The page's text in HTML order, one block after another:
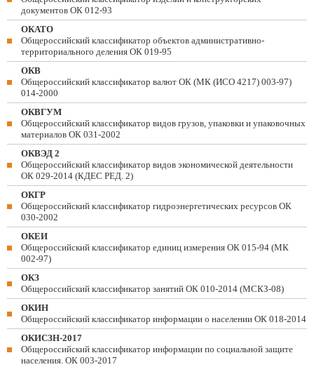
документов ОК 012-93
ОКАТО
Общероссийский классификатор объектов административно-
территориального деления ОК 019-95
ОКВ
Общероссийский классификатор валют ОК (МК (ИСО 4217) 003-97)
014-2000
ОКВГУМ
Общероссийский классификатор видов грузов, упаковки и упаковочных
материалов ОК 031-2002
ОКВЭД 2
Общероссийский классификатор видов экономической деятельности
ОК 029-2014 (КДЕС РЕД. 2)
ОКГР
Общероссийский классификатор гидроэнергетических ресурсов ОК
030-2002
ОКЕИ
Общероссийский классификатор единиц измерения ОК 015-94 (МК
002-97)
ОКЗ
Общероссийский классификатор занятий ОК 010-2014 (МСКЗ-08)
ОКИН
Общероссийский классификатор информации о населении ОК 018-2014
ОКИСЗН-2017
Общероссийский классификатор информации по социальной защите
населения. ОК 003-2017